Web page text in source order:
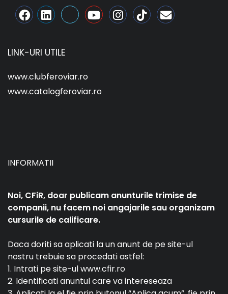
LINK-URI UTILE
www.clubferoviar.ro
www.catalogferoviar.ro
INFORMATII
Noi, CFiR, doar publicam anunturile trimise de
companii, nu facem noi angajarile sau organizam
cursurile de calificare.
Daca doriti sa aplicati la un anunt de pe site-ul
nostru trebuie sa procedati astfel:
1. Intrati pe site-ul www.cfir.ro
2. Identificati anuntul care va intereseaza